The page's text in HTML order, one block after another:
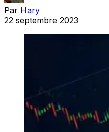
Par Hary
22 septembre 2023